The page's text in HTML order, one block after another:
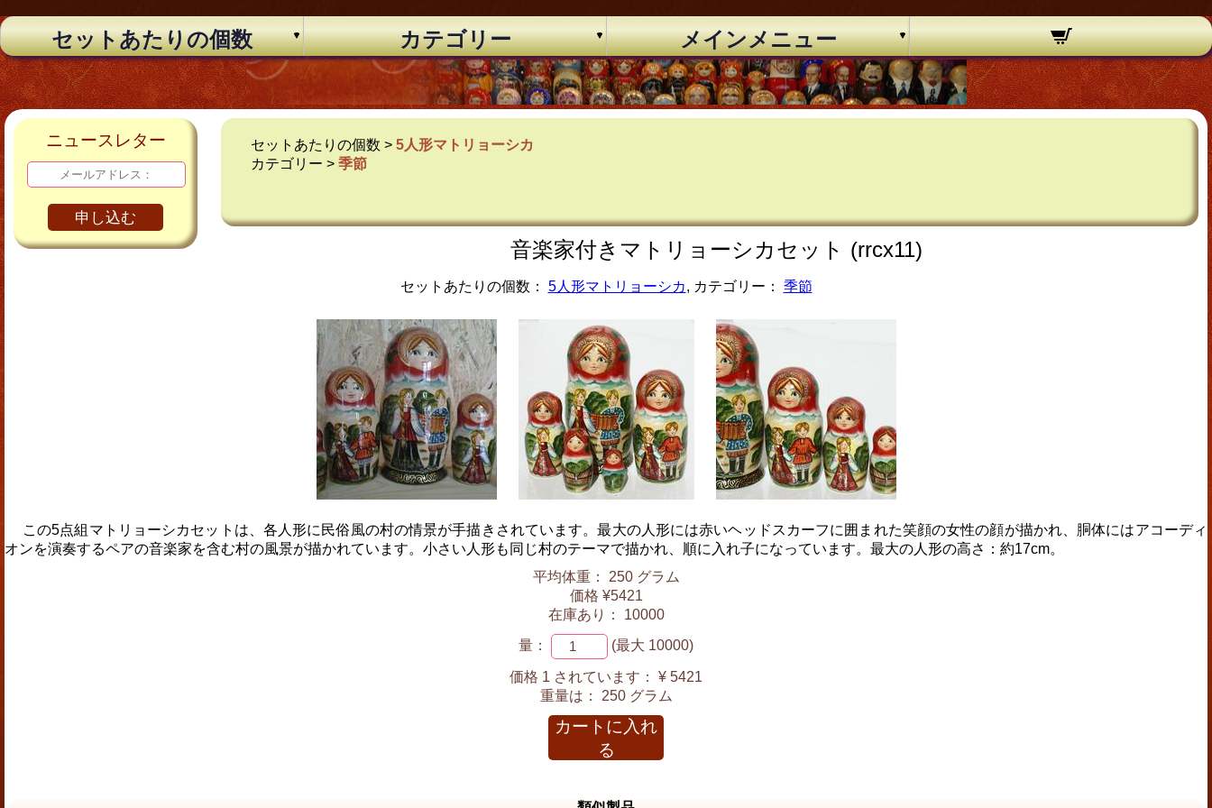
セットあたりの個数 カテゴリー メインメニュー
ニュースレター
申し込む
セットあたりの個数 >5人形マトリョーシカ
カテゴリー >季節
音楽家付きマトリョーシカセット (rrcx11)
セットあたりの個数： 5人形マトリョーシカ, カテゴリー： 季節
この5点組マトリョーシカセットは、各人形に民俗風の村の情景が手描きされています。最大の人形には赤いヘッドスカーフに囲まれた笑顔の女性の顔が描かれ、胴体にはアコーディ
オンを演奏するペアの音楽家を含む村の風景が描かれています。小さい人形も同じ村のテーマで描かれ、順に入れ子になっています。最大の人形の高さ：約17cm。
平均体重： 250 グラム
価格 ¥5421
在庫あり： 10000
量： (最大 10000)
価格 1 されています：
¥ 5421
重量は： 250 グラム
カートに入れ
る